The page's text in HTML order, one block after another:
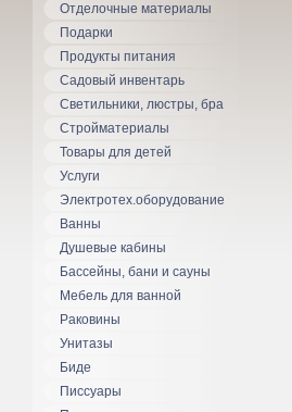
Отделочные материалы
Подарки
Продукты питания
Садовый инвентарь
Светильники, люстры, бра
Стройматериалы
Товары для детей
Услуги
Электротех.оборудование
Ванны
Душевые кабины
Бассейны, бани и сауны
Мебель для ванной
Раковины
Унитазы
Биде
Писсуары